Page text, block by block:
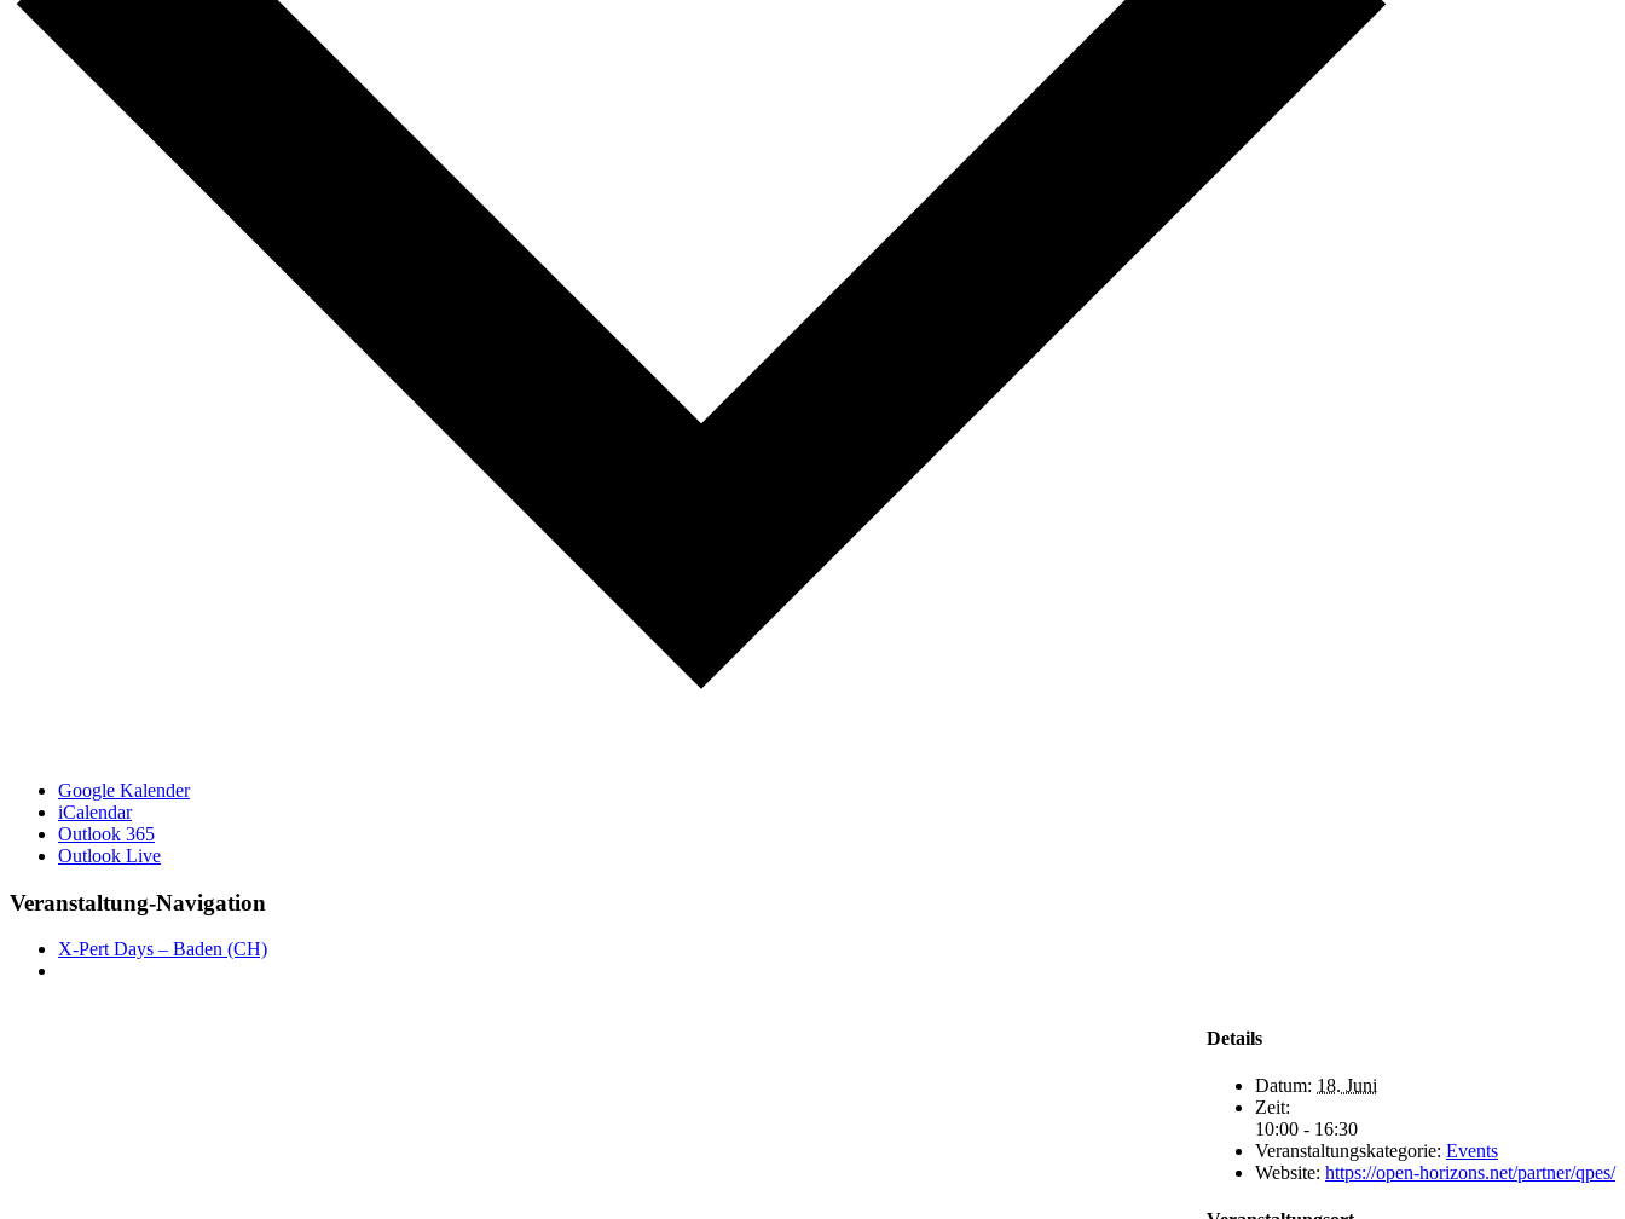
Google Kalender
iCalendar
Outlook 365
Outlook Live
Veranstaltung-Navigation
X-Pert Days – Baden (CH)
Details
Datum: 18. Juni
Zeit:
10:00 - 16:30
Veranstaltungskategorie: Events
Website: https://open-horizons.net/partner/qpes/